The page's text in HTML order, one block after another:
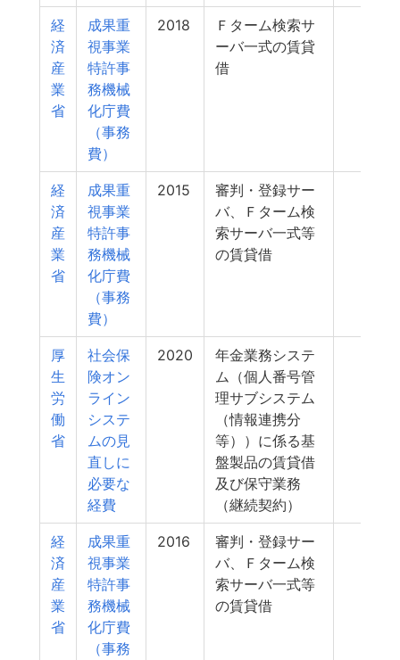
経
済
産
業
省
成果重
視事業
特許事
務機械
化庁費
（事務
費）
2018
Ｆターム検索サ
ーバ一式の賃貸
借
経
済
産
業
省
成果重
視事業
特許事
務機械
化庁費
（事務
費）
2015
審判・登録サー
バ、Ｆターム検
索サーバ一式等
の賃貸借
厚
生
労
働
省
社会保
険オン
ライン
システ
ムの見
直しに
必要な
経費
2020
年金業務システ
ム（個人番号管
理サブシステム
（情報連携分
等））に係る基
盤製品の賃貸借
及び保守業務
（継続契約）
経
済
産
業
省
成果重
視事業
特許事
務機械
化庁費
（事務
2016
審判・登録サー
バ、Ｆターム検
索サーバ一式等
の賃貸借